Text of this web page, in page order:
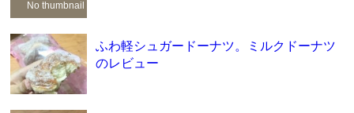
No thumbnail
ふわ軽シュガードーナツ。ミルクドーナツ
のレビュー